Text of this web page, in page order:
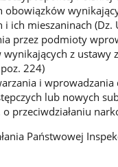
obowiązków
i ich mieszaninach
przez podmioty
z ustawy
224)
i
lub nowych
przeciwdziałaniu
Państwowej